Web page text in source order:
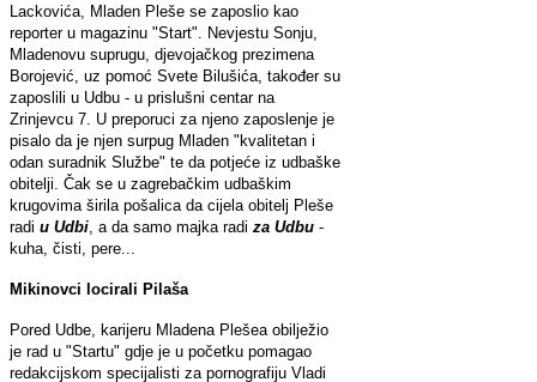
Lackovića, Mladen Pleše se zaposlio kao
reporter u magazinu "Start". Nevjestu Sonju,
Mladenovu suprugu, djevojačkog prezimena
Borojević, uz pomoć Svete Bilušića, također su
zaposlili u Udbu - u prislušni centar na
Zrinjevcu 7. U preporuci za njeno zaposlenje je
pisalo da je njen surpug Mladen "kvalitetan i
odan suradnik Službe" te da potjeće iz udbaške
obitelji. Čak se u zagrebačkim udbaškim
krugovima širila pošalica da cijela obitelj Pleše
radi u Udbi , a da samo majka radi za Udbu -
kuha, čisti, pere...
Mikinovci locirali Pilaša
Pored Udbe, karijeru Mladena Plešea obilježio
je rad u "Startu" gdje je u početku pomagao
redakcijskom specijalisti za pornografiju Vladi